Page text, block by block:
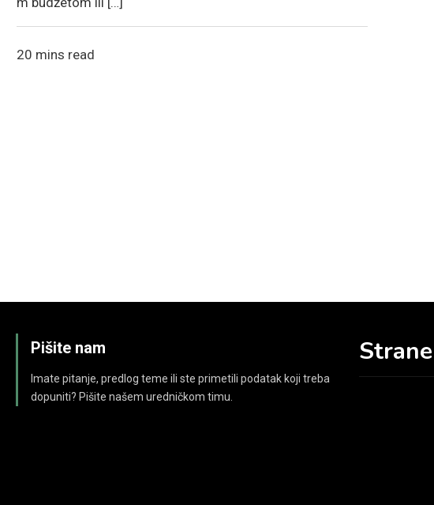
20 mins read
Pišite nam
Imate pitanje, predlog teme ili ste primetili podatak koji treba
dopuniti? Pišite našem uredničkom timu.
Strane